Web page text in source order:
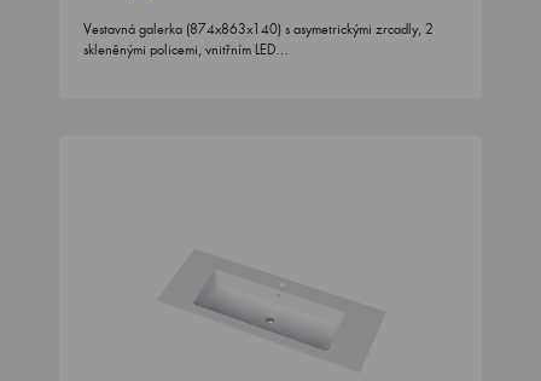
Vestavná galerka (874x863x140) s asymetrickými zrcadly, 2
skleněnými policemi, vnitřním LED…